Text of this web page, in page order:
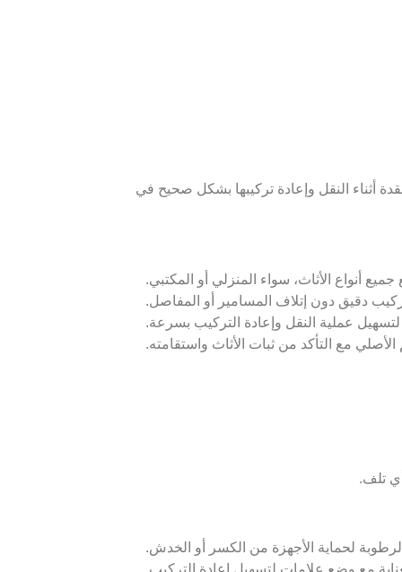
أثناء النقل وإعادة تركيبها بشكل صحيح في
أنواع الأثاث، سواء المنزلي أو المكتبي.
دقيق دون إتلاف المسامير أو المفاصل.
لتسهيل عملية النقل وإعادة التركيب بسرعة.
مع التأكد من ثبات الأثاث واستقامته.
تلف.
لحماية الأجهزة من الكسر أو الخدش.
مع وضع علامات لتسهيل إعادة التركيب.